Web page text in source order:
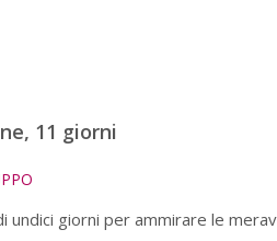
11 giorni
undici giorni per ammirare le